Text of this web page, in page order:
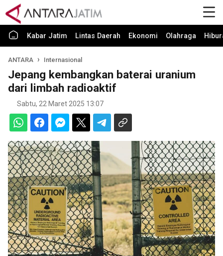
Kabar Jatim Lintas Daerah Ekonomi Olahraga
ANTARA Internasional
Jepang kembangkan baterai uranium
dari limbah radioaktif
Sabtu, 22 Maret 2025 13:07